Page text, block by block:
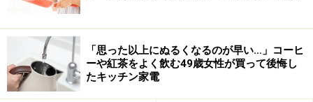
例えば、
「思った以上にぬるくなるのが早い…」コーヒ
ーや紅茶をよく飲む49歳女性が買って後悔し
たキッチン家電